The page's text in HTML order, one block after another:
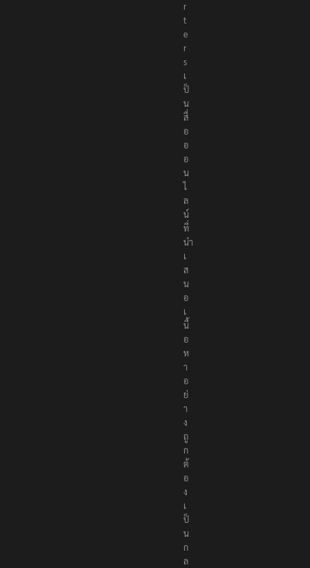
r
t
e
r
s
เ
ป็
น
สื่
อ
อ
อ
น
ไ
ล
น์
ที่
นำ
เ
ส
น
อ
เ
นื้
อ
ห
า
อ
ย่
า
ง
ถู
ก
ต้
อ
ง
เ
ป็
น
ก
ล